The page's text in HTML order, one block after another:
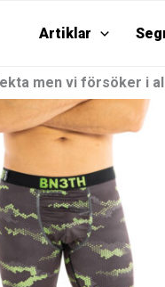
Artiklar
men vi försöker i